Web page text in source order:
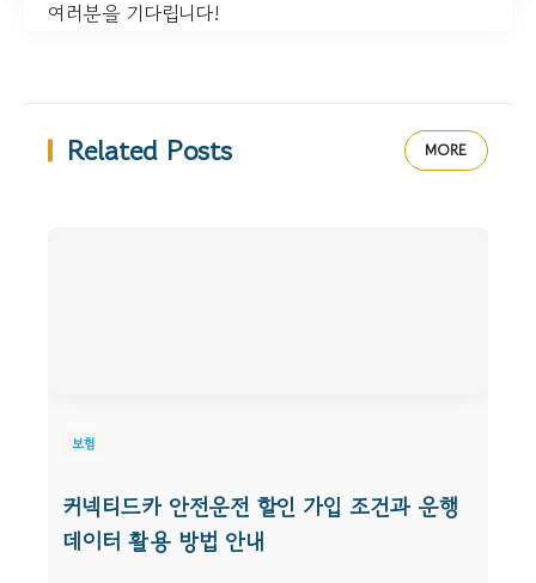
여러분을 기다립니다!
Related Posts MORE
보험
커넥티드카 안전운전 할인 가입 조건과 운행
데이터 활용 방법 안내